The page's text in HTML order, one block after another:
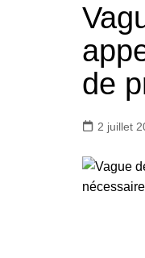
de
2 juillet